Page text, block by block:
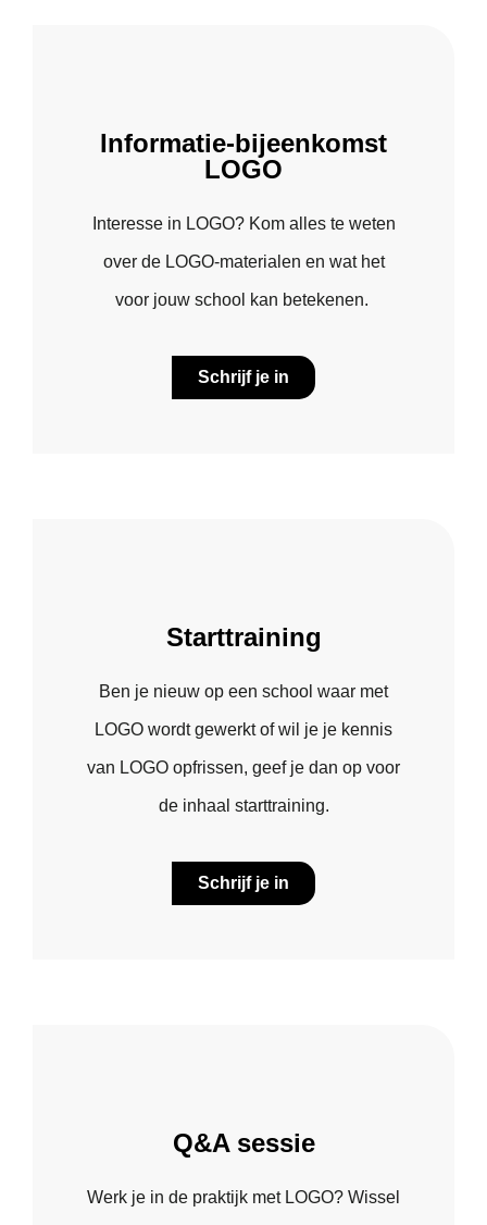
Informatie-bijeenkomst
LOGO
Interesse in LOGO? Kom alles te weten
over de LOGO-materialen en wat het
voor jouw school kan betekenen.
Schrijf je in
Starttraining
Ben je nieuw op een school waar met
LOGO wordt gewerkt of wil je je kennis
van LOGO opfrissen, geef je dan op voor
de inhaal starttraining.
Schrijf je in
Q&A sessie
Werk je in de praktijk met LOGO? Wissel